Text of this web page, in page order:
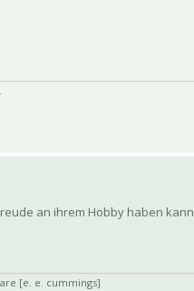
an ihrem Hobby haben kann
[e. e. cummings]